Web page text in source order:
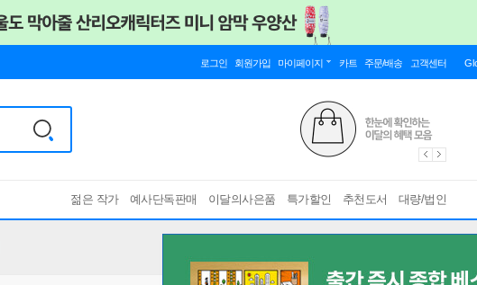
로그인 회원가입 마이페이지 카트 주문/배송 고객센터
젊은 작가 예사단독판매 이달의사은품 특가할인 추천도서 대량/법인